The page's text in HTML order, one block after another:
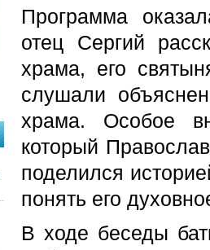
Программа
отец Сергий
храма, его
слушали
храма. Особое
который
поделился
понять его
В ходе беседы